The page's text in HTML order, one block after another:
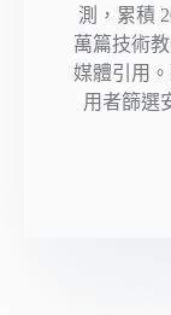
測，累積
萬篇技術
媒體引用
用者篩選